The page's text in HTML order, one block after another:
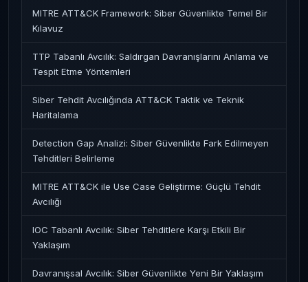
MITRE ATT&CK Framework: Siber Güvenlikte Temel Bir
Kılavuz
TTP Tabanlı Avcılık: Saldırgan Davranışlarını Anlama ve
Tespit Etme Yöntemleri
Siber Tehdit Avcılığında ATT&CK Taktik ve Teknik
Haritalama
Detection Gap Analizi: Siber Güvenlikte Fark Edilmeyen
Tehditleri Belirleme
MITRE ATT&CK ile Use Case Geliştirme: Güçlü Tehdit
Avcılığı
IOC Tabanlı Avcılık: Siber Tehditlere Karşı Etkili Bir
Yaklaşım
Davranışsal Avcılık: Siber Güvenlikte Yeni Bir Yaklaşım